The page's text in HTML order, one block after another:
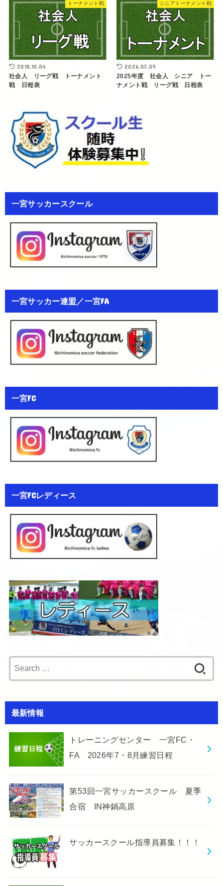
トーナメント戦
2018.10.04
社会人 リーグ戦 トーナメント
戦 日程表
シニアトーナメント戦
2026.03.09
2025年度 社会人 シニア トー
ナメント戦 リーグ戦 日程表
一宮サッカースクール
一宮サッカー連盟／一宮FA
一宮FC
一宮FCレディース
for:
最新情報
トレーニングセンター 一宮FC・
FA 2026年7・8月練習日程
第53回一宮サッカースクール 夏季
合宿 IN神鍋高原
サッカースクール指導員募集！！！